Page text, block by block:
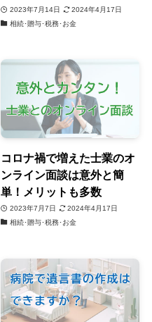
2023年7月14日
2024年4月17日
相続･贈与･税務･お金
コロナ禍で増えた士業のオ
ンライン面談は意外と簡
単！メリットも多数
2023年7月7日
2024年4月17日
相続･贈与･税務･お金